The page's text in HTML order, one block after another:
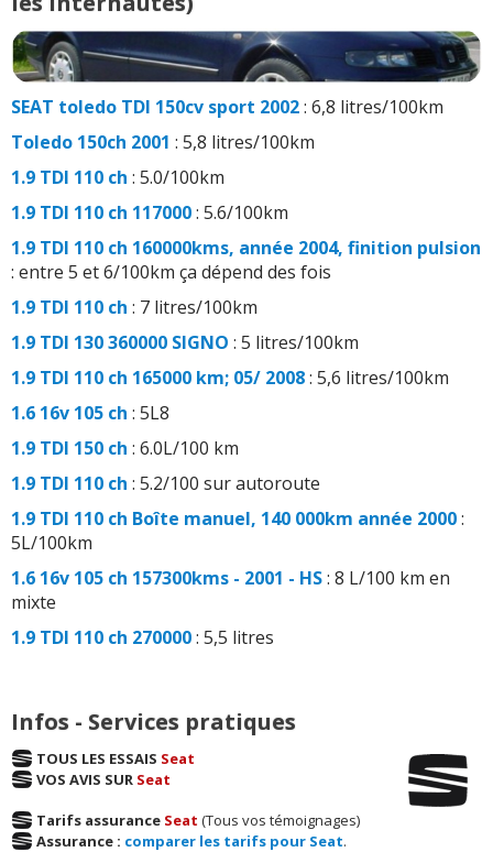
SEAT toledo TDI 150cv sport 2002: 6,8 litres/100km
Toledo 150ch 2001 : 5,8 litres/100km
1.9 TDI 110 ch : 5.0/100km
1.9 TDI 110 ch 117000: 5.6/100km
1.9 TDI 110 ch 160000kms, année 2004, finition pulsion
: entre 5 et 6/100km ça dépend des fois
1.9 TDI 110 ch : 7 litres/100km
1.9 TDI 130 360000 SIGNO : 5 litres/100km
1.9 TDI 110 ch 165000 km; 05/ 2008: 5,6 litres/100km
1.6 16v 105 ch : 5L8
1.9 TDI 150 ch : 6.0L/100 km
1.9 TDI 110 ch : 5.2/100 sur autoroute
1.9 TDI 110 ch Boîte manuel, 140 000km année 2000:
5L/100km
1.6 16v 105 ch 157300kms - 2001 - HS: 8 L/100 km en
mixte
1.9 TDI 110 ch 270000: 5,5 litres
Infos - Services pratiques
TOUS LES ESSAIS Seat
VOS AVIS SUR Seat
Tarifs assurance Seat (Tous vos témoignages)
Assurance : comparer les tarifs pour Seat.